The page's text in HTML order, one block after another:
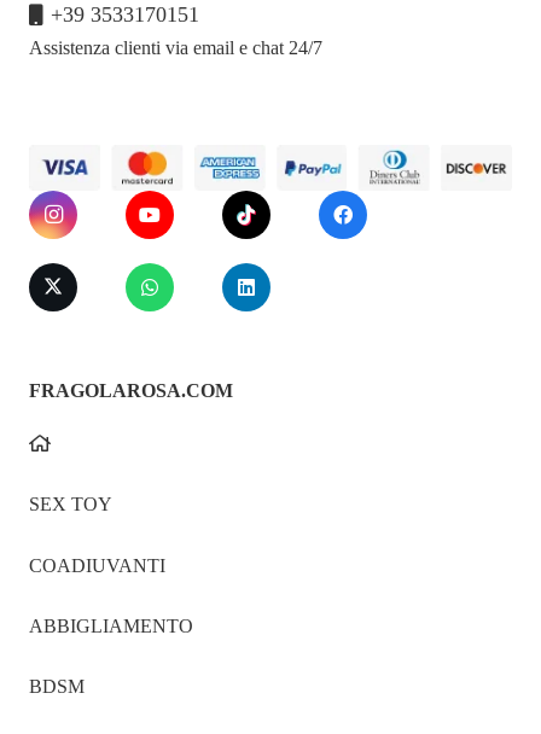
+39 3533170151
Assistenza clienti via email e chat 24/7
FRAGOLAROSA.COM
SEX TOY
COADIUVANTI
ABBIGLIAMENTO
BDSM